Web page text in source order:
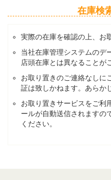
在庫検
実際の在庫を確認の上、お
当社在庫管理システムのデ
店頭在庫とは異なることが
お取り置きのご連絡なしに
証は致しかねます。あらか
お取り置きサービスをご利
ールが自動送信されますの
ください。